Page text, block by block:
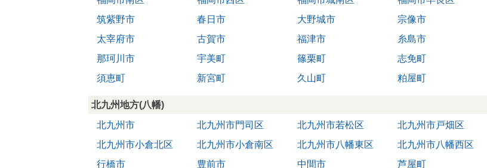
筑紫野市
春日市 大野城市
宗像市
太宰府市
古賀市 福津市
糸島市
那珂川市
宇美町 篠栗町
志免町
須恵町
新宮町 久山町 粕屋町
北九州地方(八幡)
北九州市
北九州市門司区 北九州市若松区
北九州市戸畑区
北九州市小倉北区
北九州市小倉南区 北九州市八幡東区
北九州市八幡西区
行橋市
豊前市 中間市
芦屋町